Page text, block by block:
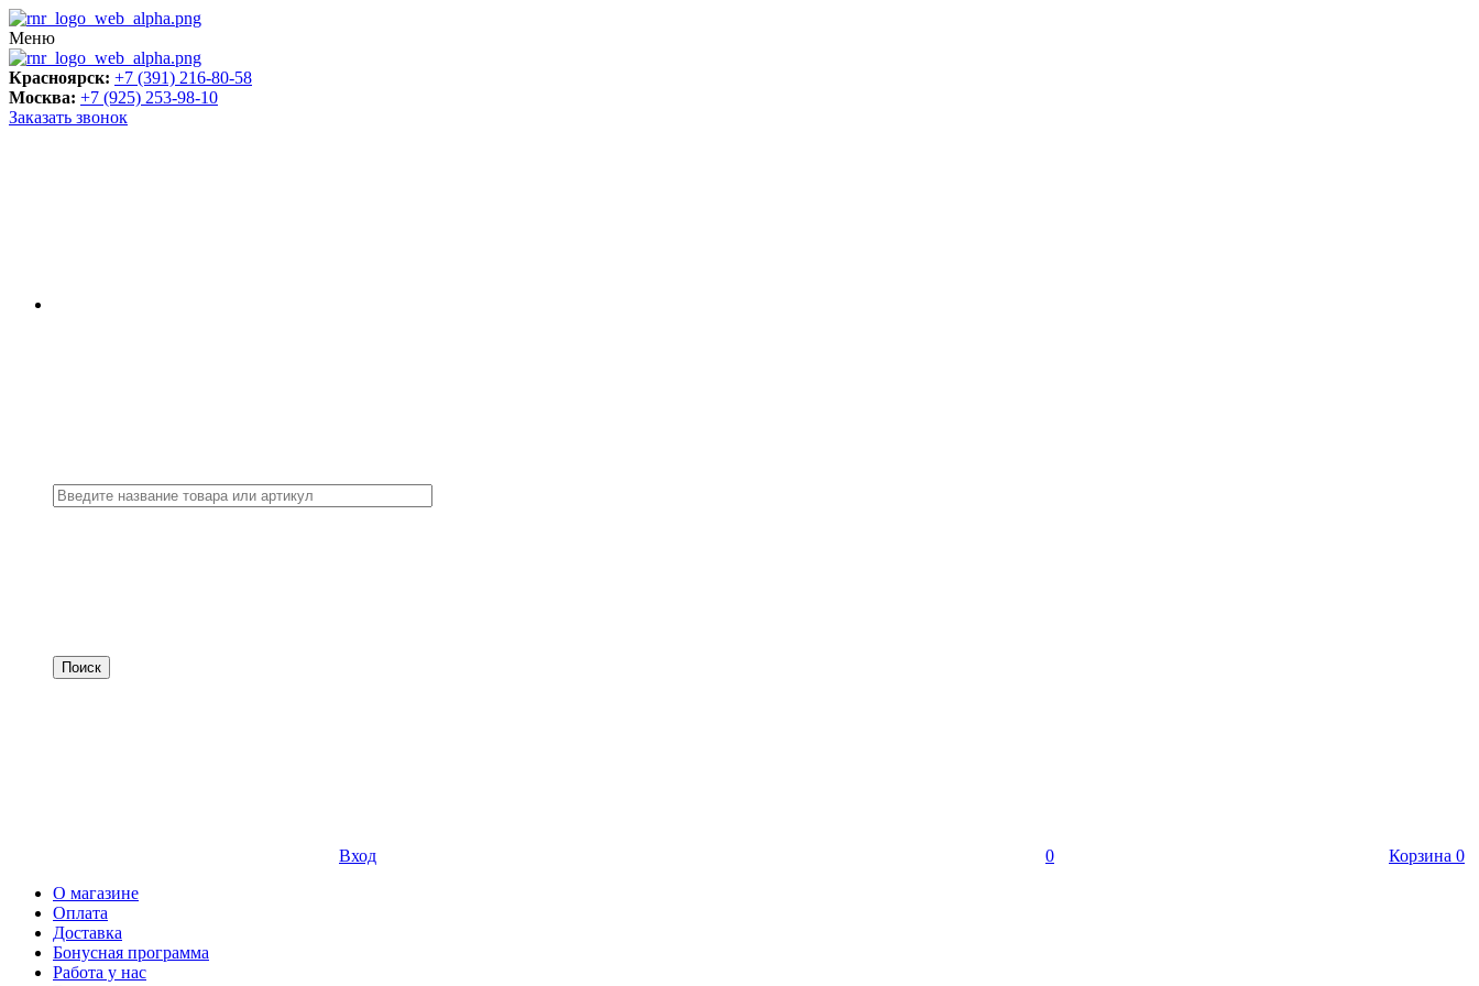
Меню
Красноярск: +7 (391) 216-80-58
Москва: +7 (925) 253-98-10
Заказать звонок
Вход 0 Корзина 0
О магазине
Оплата
Доставка
Бонусная программа
Работа у нас